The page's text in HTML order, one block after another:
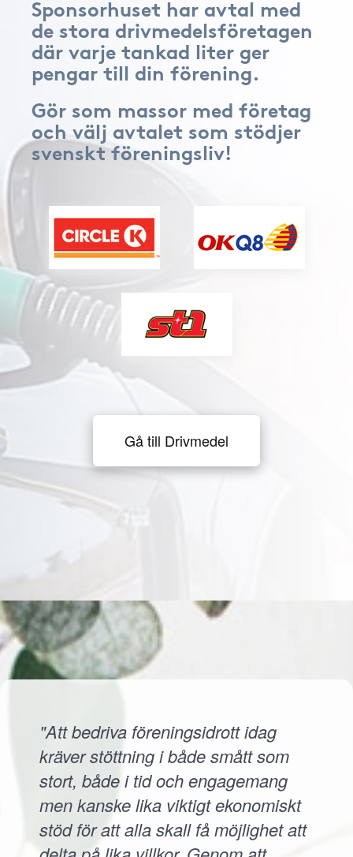
Sponsorhuset har avtal med
de stora drivmedelsföretagen
där varje tankad liter ger
pengar till din förening.
Gör som massor med företag
och välj avtalet som stödjer
svenskt föreningsliv!
Gå till Drivmedel
"Att bedriva föreningsidrott idag
kräver stöttning i både smått som
stort, både i tid och engagemang
men kanske lika viktigt ekonomiskt
stöd för att alla skall få möjlighet att